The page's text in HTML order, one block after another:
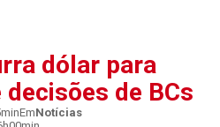
dólar para
de BCs
EmNotícias